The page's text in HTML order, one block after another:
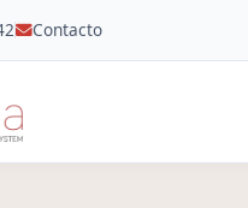
Contacto